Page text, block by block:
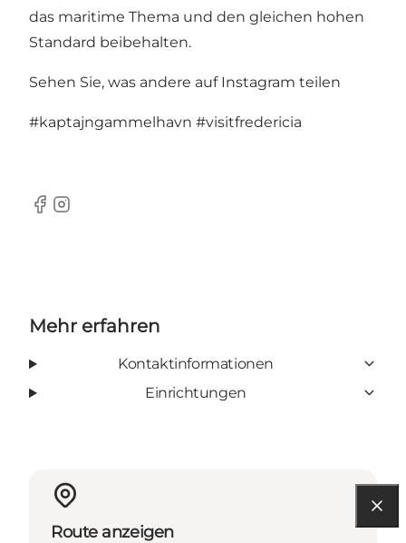
das maritime Thema und den gleichen hohen
Standard beibehalten.
Sehen Sie, was andere auf Instagram teilen
#kaptajngammelhavn #visitfredericia
Facebook
Instagram
Mehr erfahren
Kontaktinformationen
Einrichtungen
Route anzeigen